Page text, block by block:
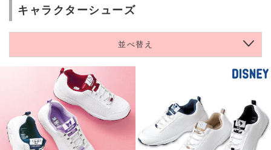
キャラクターシューズ
並べ替え